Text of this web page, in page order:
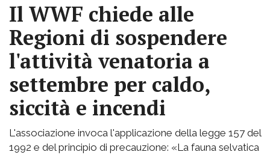
Il WWF chiede alle
Regioni di sospendere
l'attività venatoria a
settembre per caldo,
siccità e incendi
L'associazione invoca l'applicazione della legge 157 del
1992 e del principio di precauzione: «La fauna selvatica